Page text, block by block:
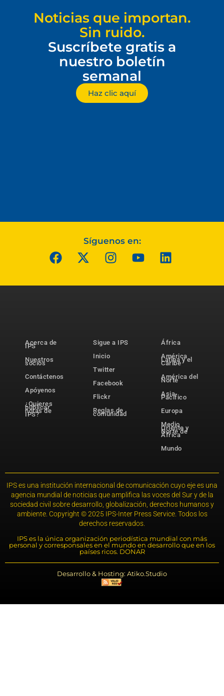
Noticias que importan.
Sin ruido.
Suscríbete gratis a
nuestro boletín
semanal
Haz clic aquí
Síguenos en:
Acerca de
IPS
Nuestros
socios
Contáctenos
Apóyenos
¿Quieres
publicar
notas de
IPS?
Sigue a IPS
Inicio
Twitter
Facebook
Flickr
Reglas de
comunidad
África
América
Latina y el
Caribe
América del
Norte
Asia-
Pacífico
Europa
Medio
Oriente y
Norte de
África
Mundo
IPS es una institución internacional de comunicación cuyo eje es una
agencia mundial de noticias que amplifica las voces del Sur y de la
sociedad civil sobre desarrollo, globalización, derechos humanos y
ambiente. Copyright © 2025 IPS-Inter Press Service. Todos los
derechos reservados.
IPS es la única organización periodística mundial con más
personal y corresponsales en el mundo en desarrollo que en los
países ricos. DONAR
Desarrollo & Hosting: Atiko.Studio